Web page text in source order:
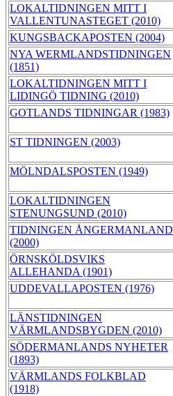
LOKALTIDNINGEN MITT I
VALLENTUNASTEGET (2010)
KUNGSBACKAPOSTEN (2004)
NYA WERMLANDSTIDNINGEN
(1851)
LOKALTIDNINGEN MITT I
LIDINGÖ TIDNING (2010)
GOTLANDS TIDNINGAR (1983)
ST TIDNINGEN (2003)
MÖLNDALSPOSTEN (1949)
LOKALTIDNINGEN
STENUNGSUND (2010)
TIDNINGEN ÅNGERMANLAND
(2000)
ÖRNSKÖLDSVIKS
ALLEHANDA (1901)
UDDEVALLAPOSTEN (1976)
LÄNSTIDNINGEN
VÄRMLANDSBYGDEN (2010)
SÖDERMANLANDS NYHETER
(1893)
VÄRMLANDS FOLKBLAD
(1918)